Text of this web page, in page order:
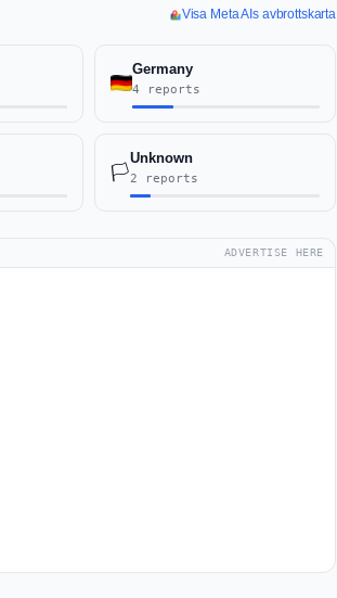
Visa Meta AIs avbrottskarta
Germany
4 reports
🏳️
Unknown
2 reports
ADVERTISE HERE